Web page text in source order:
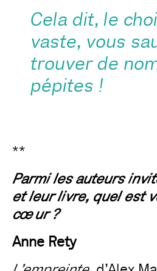
Cela dit, le
vaste, vous
trouver de
pépites !
**
Parmi les auteurs
et leur livre, quel est
cœur ?
Anne Rety